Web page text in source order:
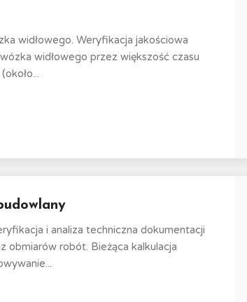
widłowego. Weryfikacja jakościowa
widłowego przez większość czasu
i analiza techniczna dokumentacji
obmiarów robót. Bieżąca kalkulacja